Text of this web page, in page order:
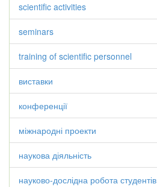
scientific activities
seminars
training of scientific personnel
виставки
конференції
міжнародні проекти
наукова діяльність
науково-дослідна робота студентів